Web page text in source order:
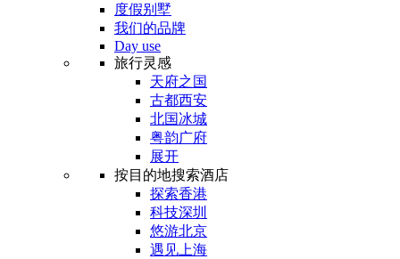
度假别墅
我们的品牌
Day use
旅行灵感
天府之国
古都西安
北国冰城
粤韵广府
展开
按目的地搜索酒店
探索香港
科技深圳
悠游北京
遇见上海